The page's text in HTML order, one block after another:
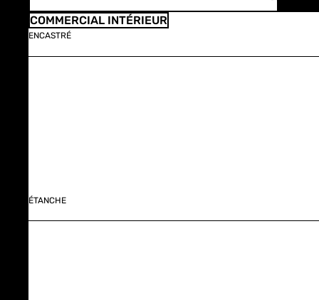
COMMERCIAL INTÉRIEUR
ENCASTRÉ
ÉTANCHE